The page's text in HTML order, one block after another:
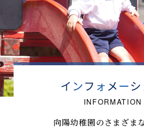
向陽幼稚園のさまざま